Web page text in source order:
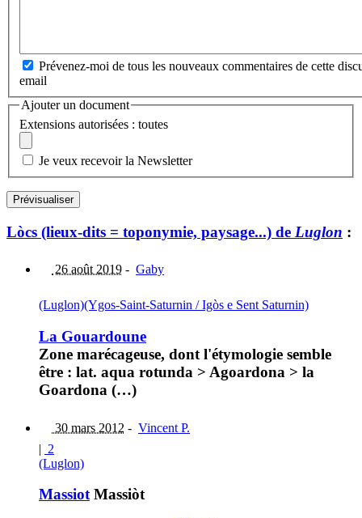
Prévenez-moi de tous les nouveaux commentaires de cette
email
Ajouter un document
Extensions autorisées : toutes
Je veux recevoir la Newsletter
Lòcs (lieux-dits = toponymie, paysage...) de Luglon :
26 août 2019 - Gaby
(Luglon)(Ygos-Saint-Saturnin / Igòs e Sent Saturnin)
La Gouardoune
Zone marécageuse, dont l'étymologie semble
être : lat. aqua rotunda > Agoardona > la
Goardona (…)
30 mars 2012 - Vincent P.
| 2
(Luglon)
MassiotMassiòt